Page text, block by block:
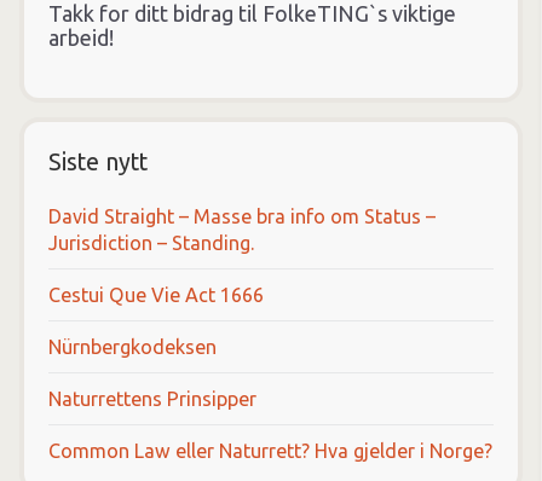
Takk for ditt bidrag til FolkeTING`s viktige
arbeid!
Siste nytt
David Straight – Masse bra info om Status –
Jurisdiction – Standing.
Cestui Que Vie Act 1666
Nürnbergkodeksen
Naturrettens Prinsipper
Common Law eller Naturrett? Hva gjelder i Norge?